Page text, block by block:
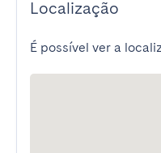
Localização
É possível ver a